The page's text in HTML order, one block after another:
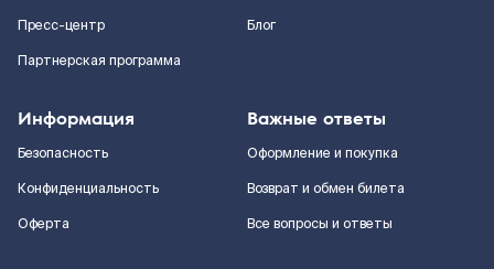
Пресс-центр
Партнерская программа
Блог
Информация
Безопасность
Конфиденциальность
Оферта
Важные ответы
Оформление и покупка
Возврат и обмен билета
Все вопросы и ответы